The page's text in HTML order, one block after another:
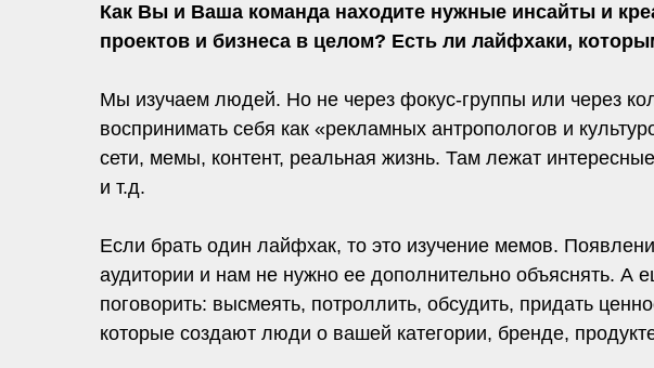
Как Вы и Ваша команда находите нужные инсайты и
проектов и бизнеса в целом? Есть ли лайфхаки,
Мы изучаем людей. Но не через фокус-группы или через
воспринимать себя как «рекламных антропологов и
сети, мемы, контент, реальная жизнь. Там лежат
и т.д.
Если брать один лайфхак, то это изучение мемов.
аудитории и нам не нужно ее дополнительно объяснять. А
поговорить: высмеять, потроллить, обсудить, придать
которые создают люди о вашей категории, бренде,